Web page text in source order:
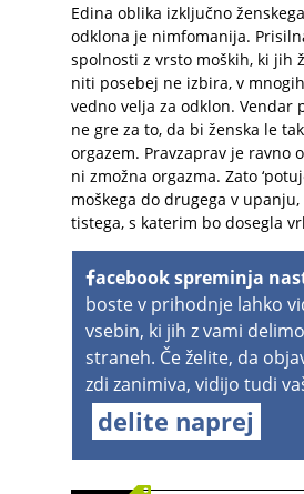
Edina oblika izključno
odklona je nimfomanija.
spolnosti z vrsto moških, ki jih
niti posebej ne izbira, v
vedno velja za odklon. Vendar
ne gre za to, da bi ženska le
orgazem. Pravzaprav je ravno
ni zmožna orgazma. Zato
moškega do drugega v
tistega, s katerim bo dosegla
acebook spreminja
boste v prihodnje lahko
vsebin, ki jih z vami
straneh. Če želite, da
zdi zanimiva, vidijo tudi
delite naprej